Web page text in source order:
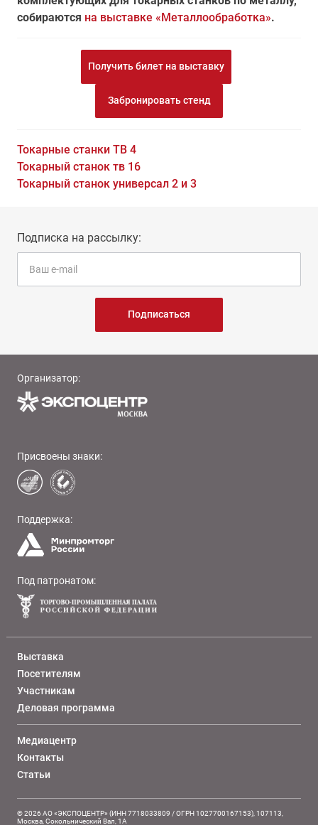
собираются на выставке «Металлообработка».
Получить билет на выставку
Забронировать стенд
Токарные станки ТВ 4
Токарный станок тв 16
Токарный станок универсал 2 и 3
Подписка на рассылку:
Подписаться
Организатор:
Присвоены знаки:
Поддержка:
Под патронатом:
Выставка
Посетителям
Участникам
Деловая программа
Медиацентр
Контакты
Статьи
© 2026 АО «ЭКСПОЦЕНТР» (ИНН 7718033809 / ОГРН 1027700167153), 107113,
Москва, Сокольнический Вал, 1А